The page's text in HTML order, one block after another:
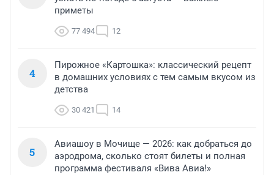
приметы
77 494 12
4
Пирожное «Картошка»: классический рецепт
в домашних условиях с тем самым вкусом из
детства
30 421 14
5
Авиашоу в Мочище — 2026: как добраться до
аэродрома, сколько стоят билеты и полная
программа фестиваля «Вива Авиа!»